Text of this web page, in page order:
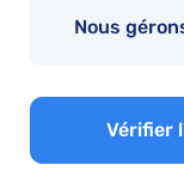
Nous
Vérifier